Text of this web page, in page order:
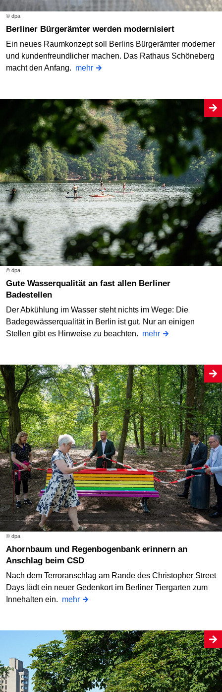
© dpa
Berliner Bürgerämter werden modernisiert
Ein neues Raumkonzept soll Berlins Bürgerämter moderner
und kundenfreundlicher machen. Das Rathaus Schöneberg
macht den Anfang. mehr
© dpa
Gute Wasserqualität an fast allen Berliner
Badestellen
Der Abkühlung im Wasser steht nichts im Wege: Die
Badegewässerqualität in Berlin ist gut. Nur an einigen
Stellen gibt es Hinweise zu beachten. mehr
© dpa
Ahornbaum und Regenbogenbank erinnern an
Anschlag beim CSD
Nach dem Terroranschlag am Rande des Christopher Street
Days lädt ein neuer Gedenkort im Berliner Tiergarten zum
Innehalten ein. mehr